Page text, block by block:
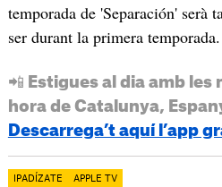
temporada de 'Separación' serà
ser durant la primera temporada.
📲 Estigues al dia amb les
hora de Catalunya,
Descarrega’t aquí l’app
IPADÍZATE APPLE TV